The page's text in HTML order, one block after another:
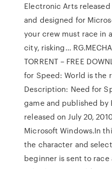
Electronic Arts
and designed for
your crew must race in
city, risking…
TORRENT – FREE
for Speed: World is the
Description: Need for
game and published by
released on July 20,
Microsoft Windows.In
the character and
beginner is sent to